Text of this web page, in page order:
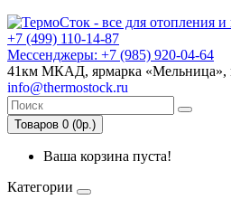
+7 (499) 110-14-87
Мессенджеры: +7 (985) 920-04-64
41км МКАД, ярмарка «Мельница»,
info@thermostock.ru
Товаров 0 (0р.)
Ваша корзина пуста!
Категории